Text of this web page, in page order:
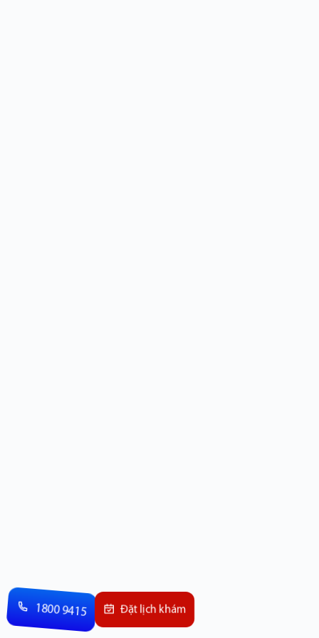
1800 9415 Đặt lịch khám